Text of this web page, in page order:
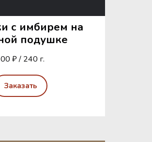
с имбирем на
подушке
₽ / 240 г.
Заказать